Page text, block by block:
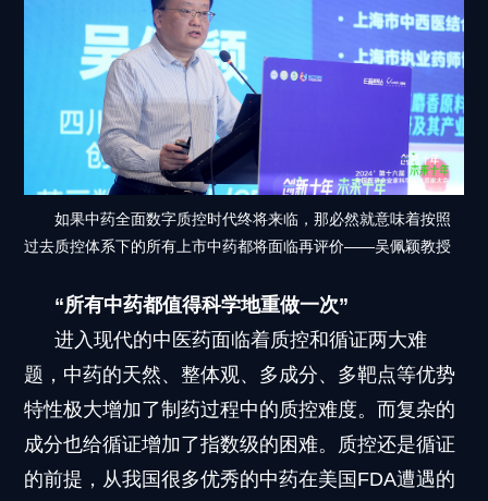
如果中药全面数字质控时代终将来临，那必然就意味着按照
过去质控体系下的所有上市中药都将面临再评价——吴佩颖教授
“所有中药都值得科学地重做一次”
进入现代的中医药面临着质控和循证两大难
题，中药的天然、整体观、多成分、多靶点等优势
特性极大增加了制药过程中的质控难度。而复杂的
成分也给循证增加了指数级的困难。质控还是循证
的前提，从我国很多优秀的中药在美国FDA遭遇的